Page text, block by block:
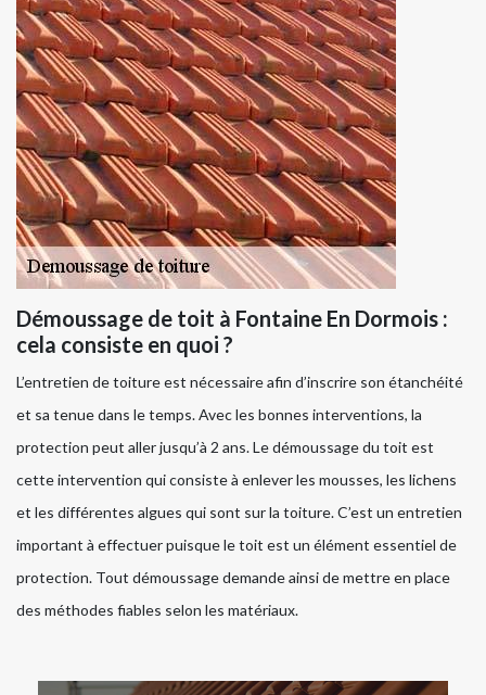
Démoussage de toit à Fontaine En Dormois :
cela consiste en quoi ?
L’entretien de toiture est nécessaire afin d’inscrire son étanchéité
et sa tenue dans le temps. Avec les bonnes interventions, la
protection peut aller jusqu’à 2 ans. Le démoussage du toit est
cette intervention qui consiste à enlever les mousses, les lichens
et les différentes algues qui sont sur la toiture. C’est un entretien
important à effectuer puisque le toit est un élément essentiel de
protection. Tout démoussage demande ainsi de mettre en place
des méthodes fiables selon les matériaux.